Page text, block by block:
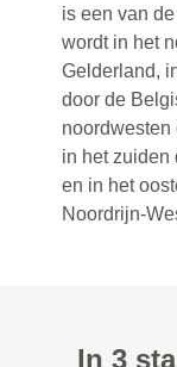
is een van
wordt in het
Gelderland,
door de
noordwesten
in het zuiden
en in het
Noordrijn-
In 3